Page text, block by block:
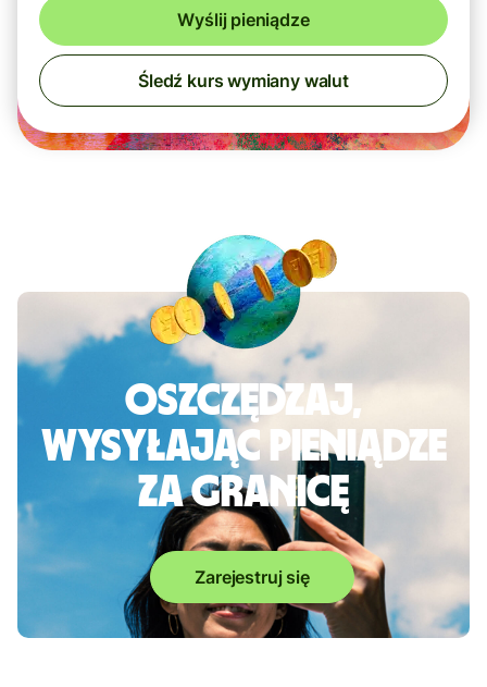
Wyślij pieniądze
Śledź kurs wymiany walut
Oszczędzaj,
wysyłając pieniądze
za granicę
Zarejestruj się